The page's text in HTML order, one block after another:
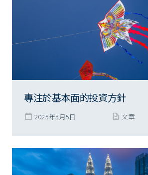
專注於基本面的投資方針
2025年3月5日 文章